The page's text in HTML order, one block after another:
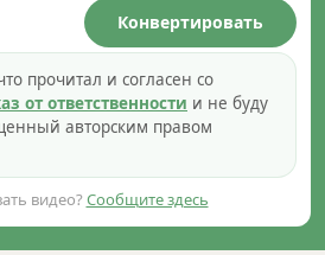
Конвертировать
прочитал и согласен со
от ответственности и не буду
авторским правом
видео? Сообщите здесь